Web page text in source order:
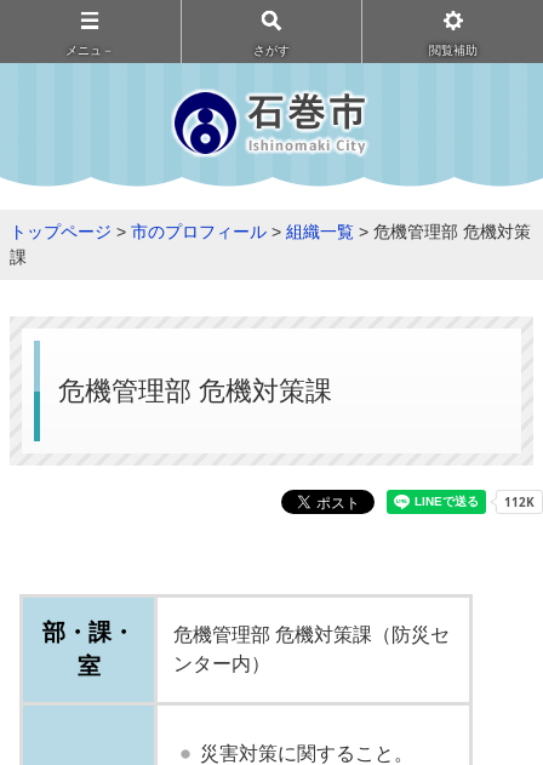
メニュ－ さがす 閲覧補助
トップページ > 市のプロフィール > 組織一覧 > 危機管理部 危機対策
課
危機管理部 危機対策課
部・課・
室
危機管理部 危機対策課（防災セ
ンター内）
災害対策に関すること。